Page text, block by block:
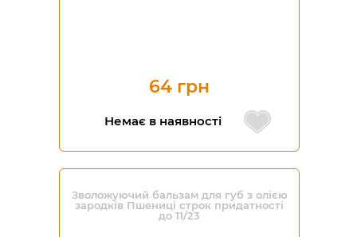
64 грн
Немає в наявності
Зволожуючий бальзам для губ з олією
зародків Пшениці строк придатності
до 11/23